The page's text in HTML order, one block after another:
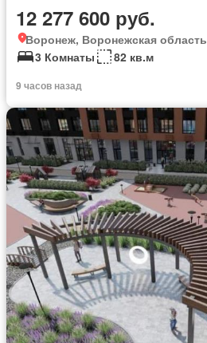
12 277 600 руб.
Воронеж, Воронежская область
3 Комнаты
82 кв.м
9 часов назад